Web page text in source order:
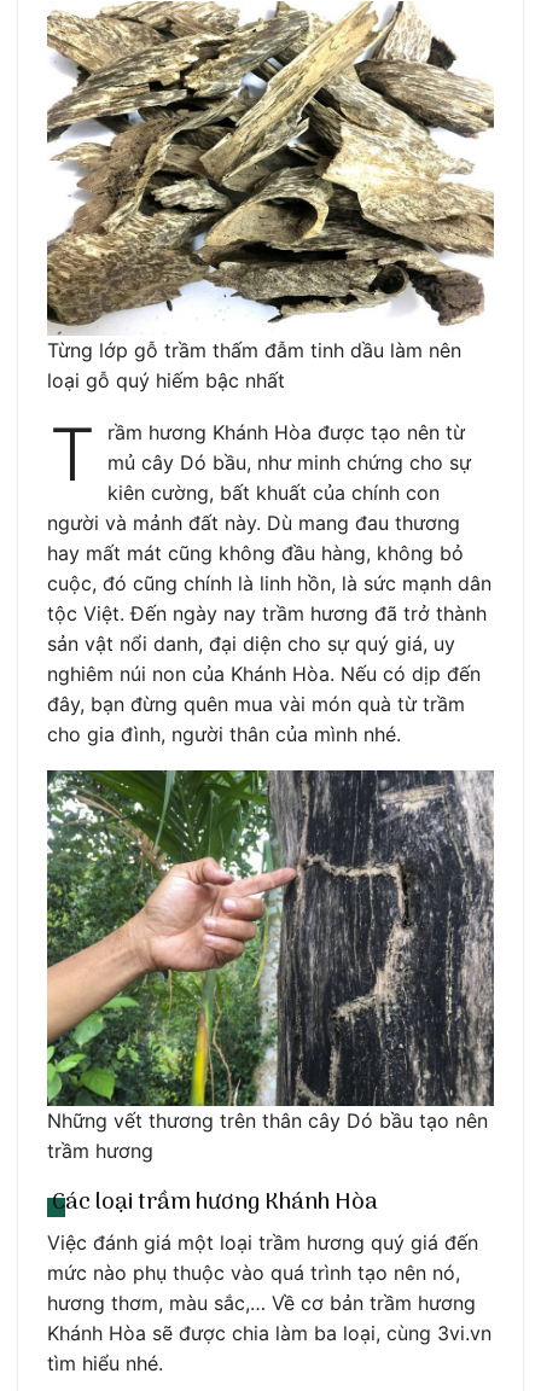
Từng lớp gỗ trầm thấm đẫm tinh dầu làm nên
loại gỗ quý hiếm bậc nhất
T
rầm hương Khánh Hòa được tạo nên từ
mủ cây Dó bầu, như minh chứng cho sự
kiên cường, bất khuất của chính con
người và mảnh đất này. Dù mang đau thương
hay mất mát cũng không đầu hàng, không bỏ
cuộc, đó cũng chính là linh hồn, là sức mạnh dân
tộc Việt. Đến ngày nay trầm hương đã trở thành
sản vật nổi danh, đại diện cho sự quý giá, uy
nghiêm núi non của Khánh Hòa. Nếu có dịp đến
đây, bạn đừng quên mua vài món quà từ trầm
cho gia đình, người thân của mình nhé.
Những vết thương trên thân cây Dó bầu tạo nên
trầm hương
Các loại trầm hương Khánh Hòa
Việc đánh giá một loại trầm hương quý giá đến
mức nào phụ thuộc vào quá trình tạo nên nó,
hương thơm, màu sắc,… Về cơ bản trầm hương
Khánh Hòa sẽ được chia làm ba loại, cùng 3vi.vn
tìm hiểu nhé.